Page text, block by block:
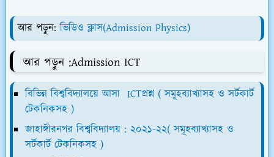
আর পড়ুন:ভিডিও ক্লাস(Admission Physics)
আর পড়ুন :Admission ICT
বিভিন্ন বিশ্ববিদ্যালয়ে আসা ICTপ্রশ্ন ( সমূহব্যাখ্যাসহ ও সর্টকার্ট
টেকনিকসহ )
জাহাঙ্গীরনগর বিশ্ববিদ্যালয় : ২০২১-২২( সমূহব্যাখ্যাসহ ও
সর্টকার্ট টেকনিকসহ )